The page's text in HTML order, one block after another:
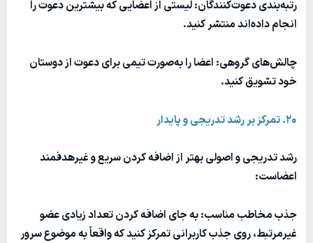
رتبه‌بندی دعوت‌کنندگان: لیستی از اعضایی که بیشترین دعوت را
انجام داده‌اند منتشر کنید.
چالش‌های گروهی: اعضا را به‌صورت تیمی برای دعوت از دوستان
خود تشویق کنید.
20. تمرکز بر رشد تدریجی و پایدار
رشد تدریجی و اصولی بهتر از اضافه کردن سریع و غیرهدفمند
اعضاست:
جذب مخاطب مناسب: به جای اضافه کردن تعداد زیادی عضو
غیرمرتبط، روی جذب کاربرانی تمرکز کنید که واقعاً به موضوع سرور